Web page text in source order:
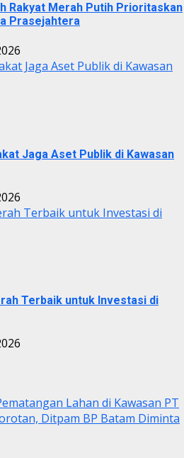
Rakyat Merah Putih Prioritaskan
Prasejahtera
Jaga Aset Publik di Kawasan
Jaga Aset Publik di Kawasan
Terbaik untuk Investasi di
Terbaik untuk Investasi di
Lahan di Kawasan PT
Ditpam BP Batam Diminta